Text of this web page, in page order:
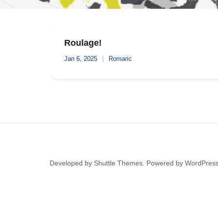
Roulage!
Jan 6, 2025 Romaric
Developed by Shuttle Themes . Powered by